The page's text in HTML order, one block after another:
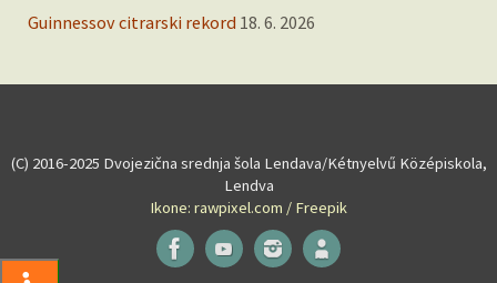
Guinnessov citrarski rekord 18. 6. 2026
(C) 2016-2025 Dvojezična srednja šola Lendava/Kétnyelvű Középiskola,
Lendva
Ikone: rawpixel.com / Freepik